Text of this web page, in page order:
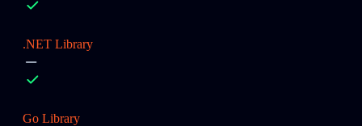
.NET Library
Go Library